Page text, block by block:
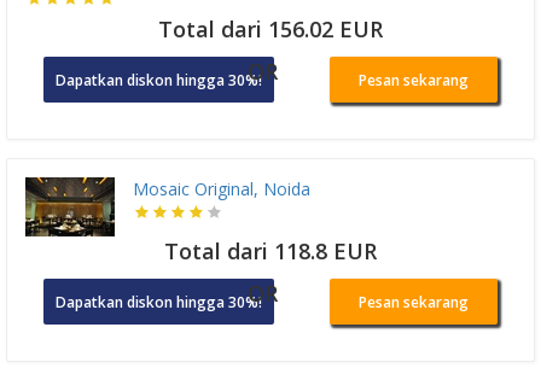
Total dari 156.02 EUR
Dapatkan diskon hingga 30%!OR Pesan sekarang
Mosaic Original, Noida
Total dari 118.8 EUR
Dapatkan diskon hingga 30%!OR Pesan sekarang